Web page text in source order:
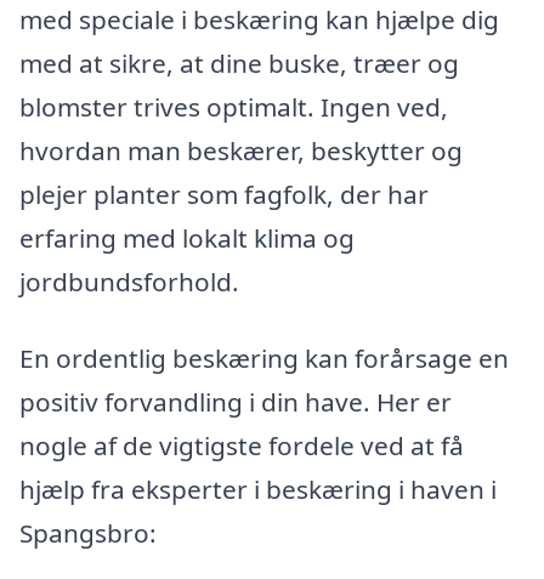
med speciale i beskæring kan hjælpe dig
med at sikre, at dine buske, træer og
blomster trives optimalt. Ingen ved,
hvordan man beskærer, beskytter og
plejer planter som fagfolk, der har
erfaring med lokalt klima og
jordbundsforhold.
En ordentlig beskæring kan forårsage en
positiv forvandling i din have. Her er
nogle af de vigtigste fordele ved at få
hjælp fra eksperter i beskæring i haven i
Spangsbro: